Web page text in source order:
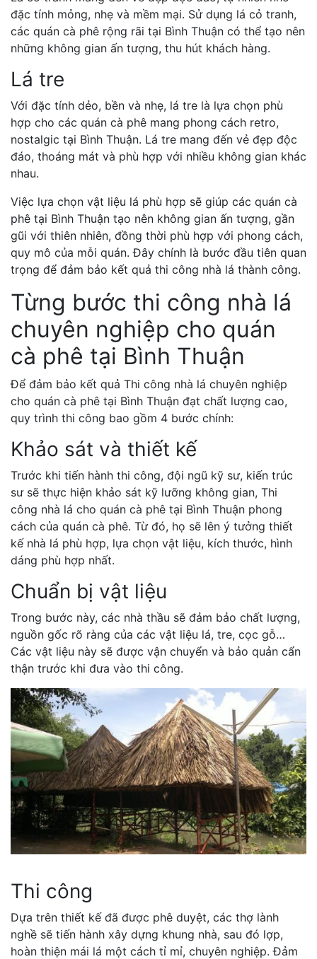
đặc tính mỏng, nhẹ và mềm mại. Sử dụng lá cỏ tranh,
các quán cà phê rộng rãi tại Bình Thuận có thể tạo nên
những không gian ấn tượng, thu hút khách hàng.
Lá tre
Với đặc tính dẻo, bền và nhẹ, lá tre là lựa chọn phù
hợp cho các quán cà phê mang phong cách retro,
nostalgic tại Bình Thuận. Lá tre mang đến vẻ đẹp độc
đáo, thoáng mát và phù hợp với nhiều không gian khác
nhau.
Việc lựa chọn vật liệu lá phù hợp sẽ giúp các quán cà
phê tại Bình Thuận tạo nên không gian ấn tượng, gần
gũi với thiên nhiên, đồng thời phù hợp với phong cách,
quy mô của mỗi quán. Đây chính là bước đầu tiên quan
trọng để đảm bảo kết quả thi công nhà lá thành công.
Từng bước thi công nhà lá
chuyên nghiệp cho quán
cà phê tại Bình Thuận
Để đảm bảo kết quả Thi công nhà lá chuyên nghiệp
cho quán cà phê tại Bình Thuận đạt chất lượng cao,
quy trình thi công bao gồm 4 bước chính:
Khảo sát và thiết kế
Trước khi tiến hành thi công, đội ngũ kỹ sư, kiến trúc
sư sẽ thực hiện khảo sát kỹ lưỡng không gian, Thi
công nhà lá cho quán cà phê tại Bình Thuận phong
cách của quán cà phê. Từ đó, họ sẽ lên ý tưởng thiết
kế nhà lá phù hợp, lựa chọn vật liệu, kích thước, hình
dáng phù hợp nhất.
Chuẩn bị vật liệu
Trong bước này, các nhà thầu sẽ đảm bảo chất lượng,
nguồn gốc rõ ràng của các vật liệu lá, tre, cọc gỗ…
Các vật liệu này sẽ được vận chuyển và bảo quản cẩn
thận trước khi đưa vào thi công.
Thi công
Dựa trên thiết kế đã được phê duyệt, các thợ lành
nghề sẽ tiến hành xây dựng khung nhà, sau đó lợp,
hoàn thiện mái lá một cách tỉ mỉ, chuyên nghiệp. Đảm